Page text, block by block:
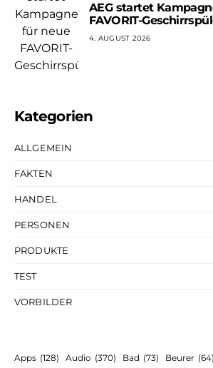
AEG startet
FAVORIT-
4. AUGUST 2026
Kategorien
ALLGEMEIN
FAKTEN
HANDEL
PERSONEN
PRODUKTE
TEST
VORBILDER
Apps (128) Audio (370) Bad (73) Beurer (64)